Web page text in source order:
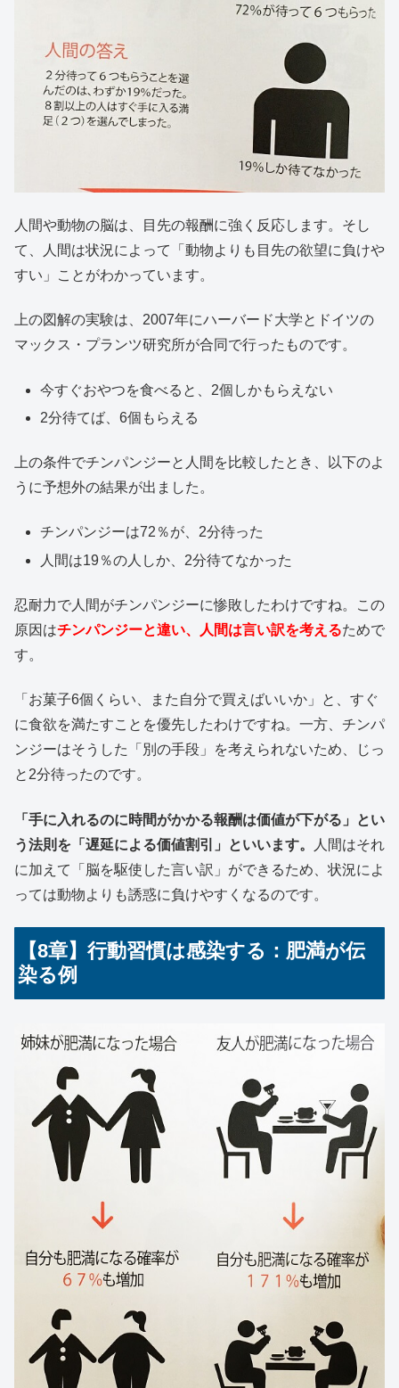
人間や動物の脳は、目先の報酬に強く反応します。そし
て、人間は状況によって「動物よりも目先の欲望に負けや
すい」ことがわかっています。
上の図解の実験は、2007年にハーバード大学とドイツの
マックス・プランツ研究所が合同で行ったものです。
今すぐおやつを食べると、2個しかもらえない
2分待てば、6個もらえる
上の条件でチンパンジーと人間を比較したとき、以下のよ
うに予想外の結果が出ました。
チンパンジーは72％が、2分待った
人間は19％の人しか、2分待てなかった
忍耐力で人間がチンパンジーに惨敗したわけですね。この
原因はチンパンジーと違い、人間は言い訳を考えるためで
す。
「お菓子6個くらい、また自分で買えばいいか」と、すぐ
に食欲を満たすことを優先したわけですね。一方、チンパ
ンジーはそうした「別の手段」を考えられないため、じっ
と2分待ったのです。
「手に入れるのに時間がかかる報酬は価値が下がる」とい
う法則を「遅延による価値割引」といいます。
人間はそれ
に加えて「脳を駆使した言い訳」ができるため、状況によ
っては動物よりも誘惑に負けやすくなるのです。
【8章】行動習慣は感染する：肥満が伝
染る例